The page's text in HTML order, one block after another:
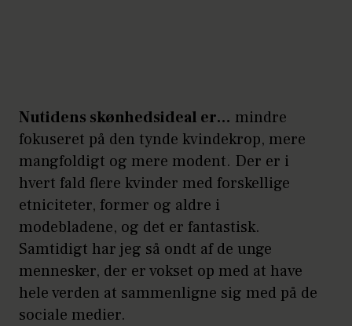
Nutidens skønhedsideal er… mindre
fokuseret på den tynde kvindekrop, mere
mangfoldigt og mere modent. Der er i
hvert fald flere kvinder med forskellige
etniciteter, former og aldre i
modebladene, og det er fantastisk.
Samtidigt har jeg så ondt af de unge
mennesker, der er vokset op med at have
hele verden at sammenligne sig med på de
sociale medier.